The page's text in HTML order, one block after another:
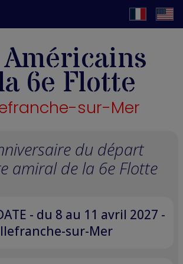
6e Flotte
sur-Mer
du départ
amiral de la 6e Flotte
- du 8 au 11 avril 2027 -
sur-Mer